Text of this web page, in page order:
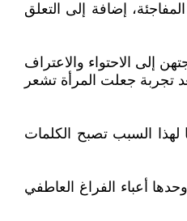
إضافة إلى التعلق
إلى الاحتواء والاعتراف
تجربة جعلت المرأة تشعر
لهذا السبب تصبح الكلمات
أعباء الفراغ العاطفي